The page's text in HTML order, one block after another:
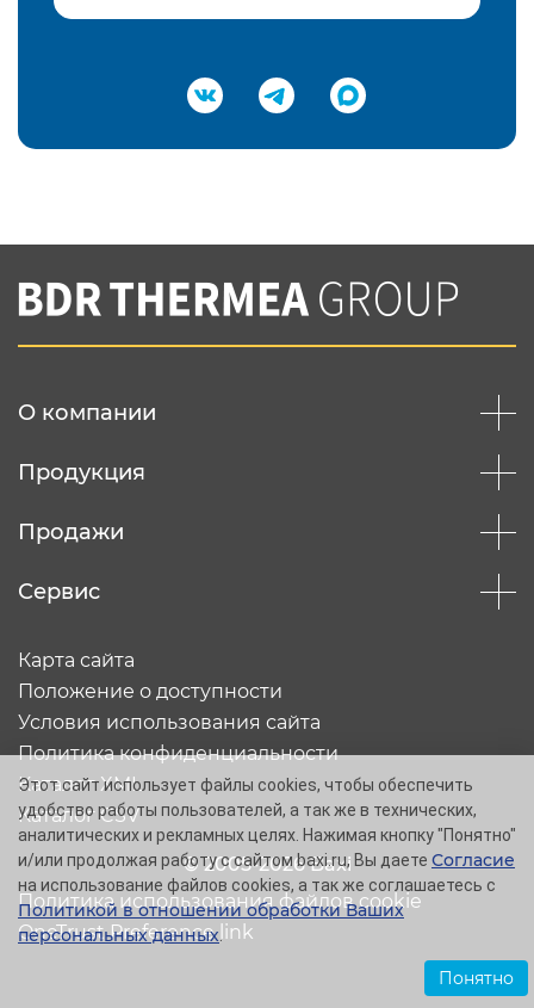
Подтвердить e-mail
Вы соглашаетесь с нашей политикой
конфеденциальности
О компании
Продукция
Продажи
Сервис
© 2005-2026 Baxi
Карта сайта
Положение о доступности
Условия использования сайта
Политика конфиденциальности
Каталог XML
Каталог CSV
Политика использования файлов cookie
OneTrust Preference link
Этот сайт использует файлы cookies, чтобы обеспечить
удобство работы пользователей, а так же в технических,
аналитических и рекламных целях. Нажимая кнопку "Понятно"
и/или продолжая работу с сайтом baxi.ru, Вы даете Согласие
на использование файлов cookies, а так же соглашаетесь с
Политикой в отношении обработки Ваших
персональных данных.
Понятно